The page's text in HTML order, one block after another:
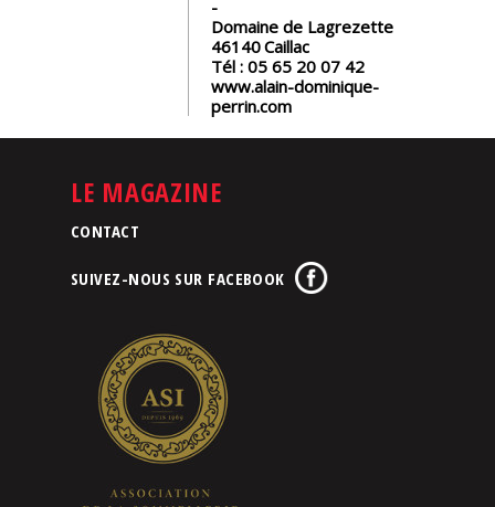
Domaine de Lagrezette
46140Caillac
Tél : 05 65 20 07 42
www.alain-dominique-
perrin.com
LE MAGAZINE
CONTACT
SUIVEZ-NOUS SUR FACEBOOK